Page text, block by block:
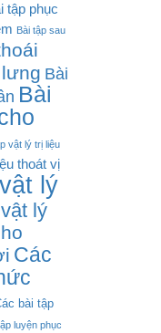
tập phục
Bài tập sau
Bài
Bài
vật lý trị liệu
thoát vị
lý
lý
Các
bài tập
luyện phục